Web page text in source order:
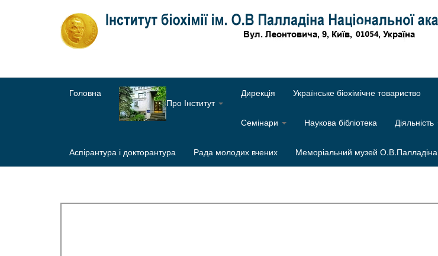
Головна
Про Інститут
Дирекція Українське біохімічне товариство
Семінари Наукова бібліотека Діяльність
Аспірантура і докторантура Рада молодих вчених Меморіальний музей О.В.Палладіна